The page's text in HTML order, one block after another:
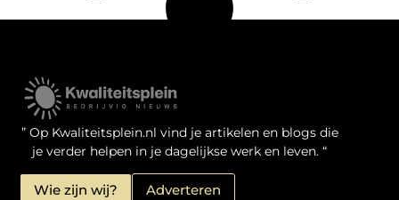
” Op Kwaliteitsplein.nl vind je artikelen en blogs die
je verder helpen in je dagelijkse werk en leven. “
Wie zijn wij? Adverteren